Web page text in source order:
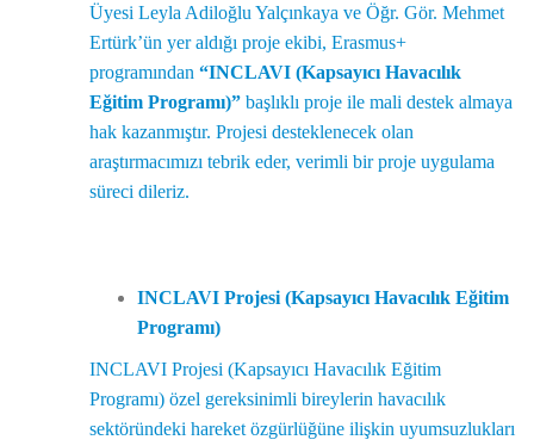
Üyesi Leyla Adiloğlu Yalçınkaya ve Öğr. Gör. Mehmet
Ertürk’ün yer aldığı proje ekibi, Erasmus+
programından “INCLAVI (Kapsayıcı Havacılık
Eğitim Programı)” başlıklı proje ile mali destek almaya
hak kazanmıştır. Projesi desteklenecek olan
araştırmacımızı tebrik eder, verimli bir proje uygulama
süreci dileriz.
INCLAVI Projesi (Kapsayıcı Havacılık Eğitim
Programı)
INCLAVI Projesi (Kapsayıcı Havacılık Eğitim
Programı) özel gereksinimli bireylerin havacılık
sektöründeki hareket özgürlüğüne ilişkin uyumsuzlukları